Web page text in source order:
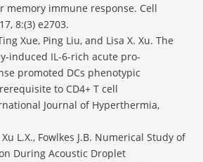
memory immune response. Cell
8:(3) e2703.
Xue, Ping Liu, and Lisa X. Xu. The
induced IL-6-rich acute pro-
promoted DCs phenotypic
to CD4+ T cell
Journal of Hyperthermia,
L.X., Fowlkes J.B. Numerical Study of
During Acoustic Droplet